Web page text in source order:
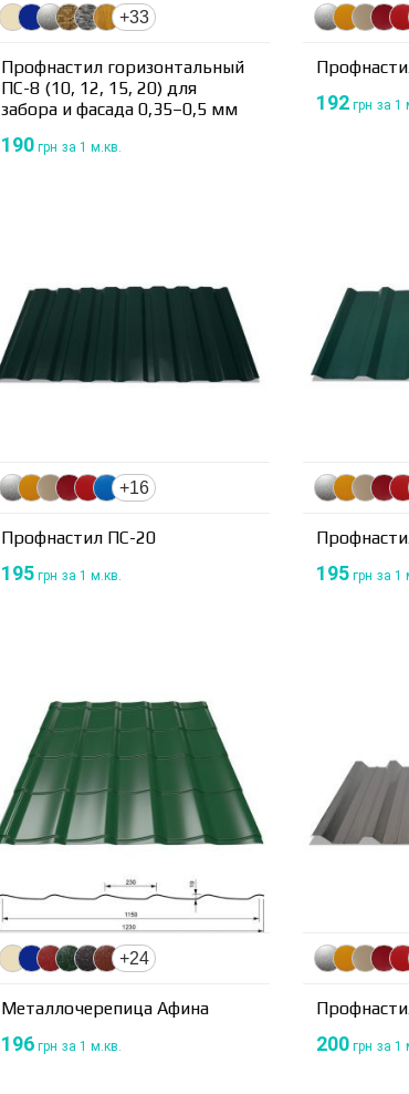
+33
Профнастил горизонтальный
ПС-8 (10, 12, 15, 20) для
забора и фасада 0,35–0,5 мм
190 грн за 1 м.кв.
192грн за 1
+16
Профнастил ПС-20
195 грн за 1 м.кв. 195грн за 1
+24
Металлочерепица Афина
196 грн за 1 м.кв. 200грн за 1